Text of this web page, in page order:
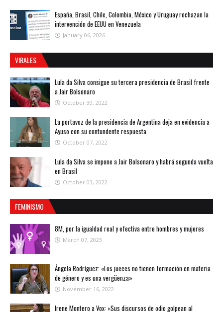
España, Brasil, Chile, Colombia, México y Uruguay rechazan la
intervención de EEUU en Venezuela
January 06, 2026
VIRALES
Lula da Silva consigue su tercera presidencia de Brasil frente
a Jair Bolsonaro
October 30, 2022
La portavoz de la presidencia de Argentina deja en evidencia a
Ayuso con su contundente respuesta
October 07, 2022
Lula da Silva se impone a Jair Bolsonaro y habrá segunda vuelta
en Brasil
October 03, 2022
FEMINISMO
8M, por la igualdad real y efectiva entre hombres y mujeres
March 07, 2023
Ángela Rodríguez: «Los jueces no tienen formación en materia
de género y es una vergüenza»
November 16, 2022
Irene Montero a Vox: «Sus discursos de odio golpean al